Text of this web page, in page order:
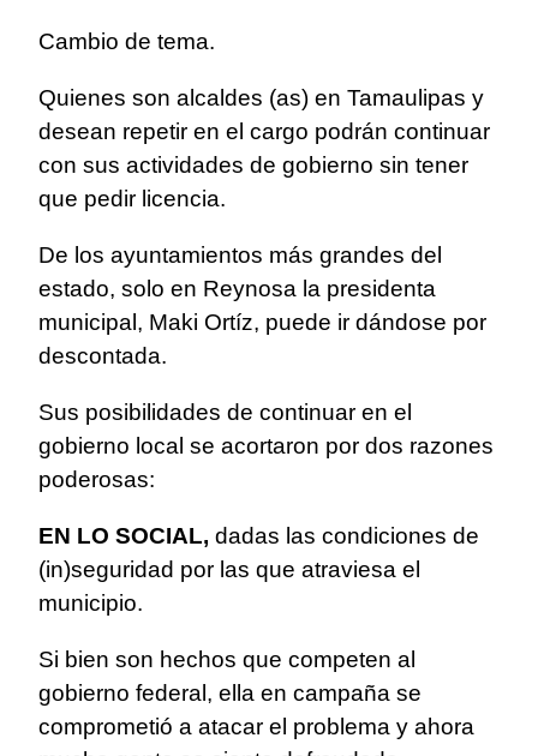
Cambio de tema.
Quienes son alcaldes (as) en Tamaulipas y
desean repetir en el cargo podrán continuar
con sus actividades de gobierno sin tener
que pedir licencia.
De los ayuntamientos más grandes del
estado, solo en Reynosa la presidenta
municipal, Maki Ortíz, puede ir dándose por
descontada.
Sus posibilidades de continuar en el
gobierno local se acortaron por dos razones
poderosas:
EN LO SOCIAL, dadas las condiciones de
(in)seguridad por las que atraviesa el
municipio.
Si bien son hechos que competen al
gobierno federal, ella en campaña se
comprometió a atacar el problema y ahora